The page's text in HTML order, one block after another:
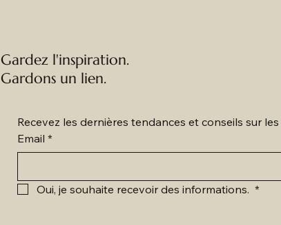
Gardez l'inspiration.
Gardons un lien.
Recevez les dernières tendances et conseils sur
Email *
Oui, je souhaite recevoir des informations. *